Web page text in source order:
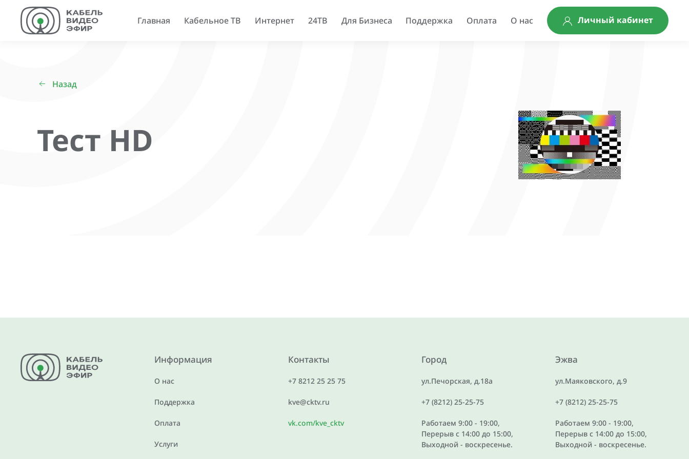
Главная Кабельное ТВ Интернет 24ТВ Для Бизнеса Поддержка Оплата О нас Личный кабинет
Назад
Тест HD
Информация
О нас
Поддержка
Оплата
Услуги
Контакты
+7 8212 25 25 75
kve@cktv.ru
vk.com/kve_cktv
Город
ул.Печорская, д.18а
+7 (8212) 25-25-75
Работаем 9:00 - 19:00,
Перерыв с 14:00 до 15:00,
Выходной - воскресенье.
Эжва
ул.Маяковского, д.9
+7 (8212) 25-25-75
Работаем 9:00 - 19:00,
Перерыв с 14:00 до 15:00,
Выходной - воскресенье.